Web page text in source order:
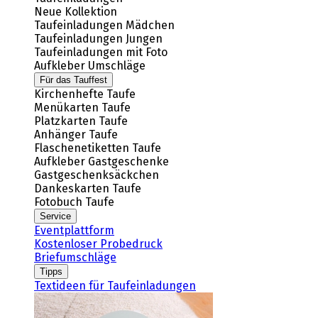
Neue Kollektion
Taufeinladungen Mädchen
Taufeinladungen Jungen
Taufeinladungen mit Foto
Aufkleber Umschläge
Für das Tauffest
Kirchenhefte Taufe
Menükarten Taufe
Platzkarten Taufe
Anhänger Taufe
Flaschenetiketten Taufe
Aufkleber Gastgeschenke
Gastgeschenksäckchen
Dankeskarten Taufe
Fotobuch Taufe
Service
Eventplattform
Kostenloser Probedruck
Briefumschläge
Tipps
Textideen für Taufeinladungen